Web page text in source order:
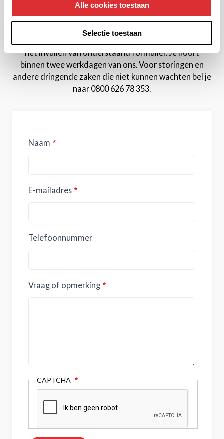
Alle cookies toestaan
Selectie toestaan
Contactformulier
het invullen van onderstaand formulier. Je hoort
binnen twee werkdagen van ons. Voor storingen en
andere dringende zaken die niet kunnen wachten bel je
naar 0800 626 78 353.
Naam
E-mailadres
Telefoonnummer
Vraag of opmerking
CAPTCHA